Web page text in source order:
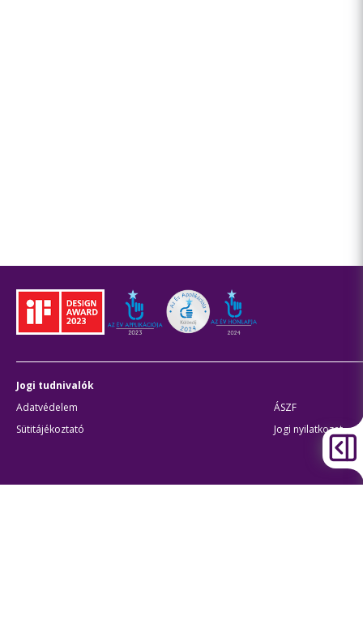
Jogi tudnivalók
Adatvédelem
ÁSZF
Sütitájékoztató
Jogi nyilatkozat